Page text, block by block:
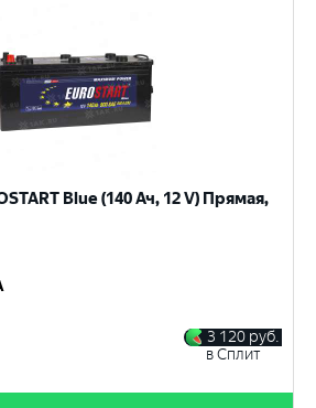
Blue (140 Ач, 12 V) Прямая,
3 120 руб.
в Сплит